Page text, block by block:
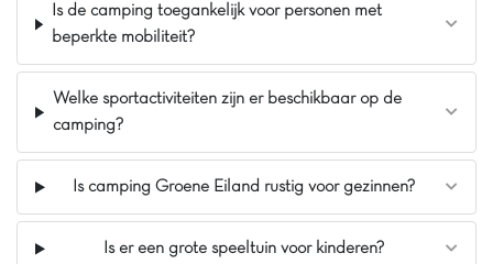
Is de camping toegankelijk voor personen met
beperkte mobiliteit?
Welke sportactiviteiten zijn er beschikbaar op de
camping?
Is camping Groene Eiland rustig voor gezinnen?
Is er een grote speeltuin voor kinderen?